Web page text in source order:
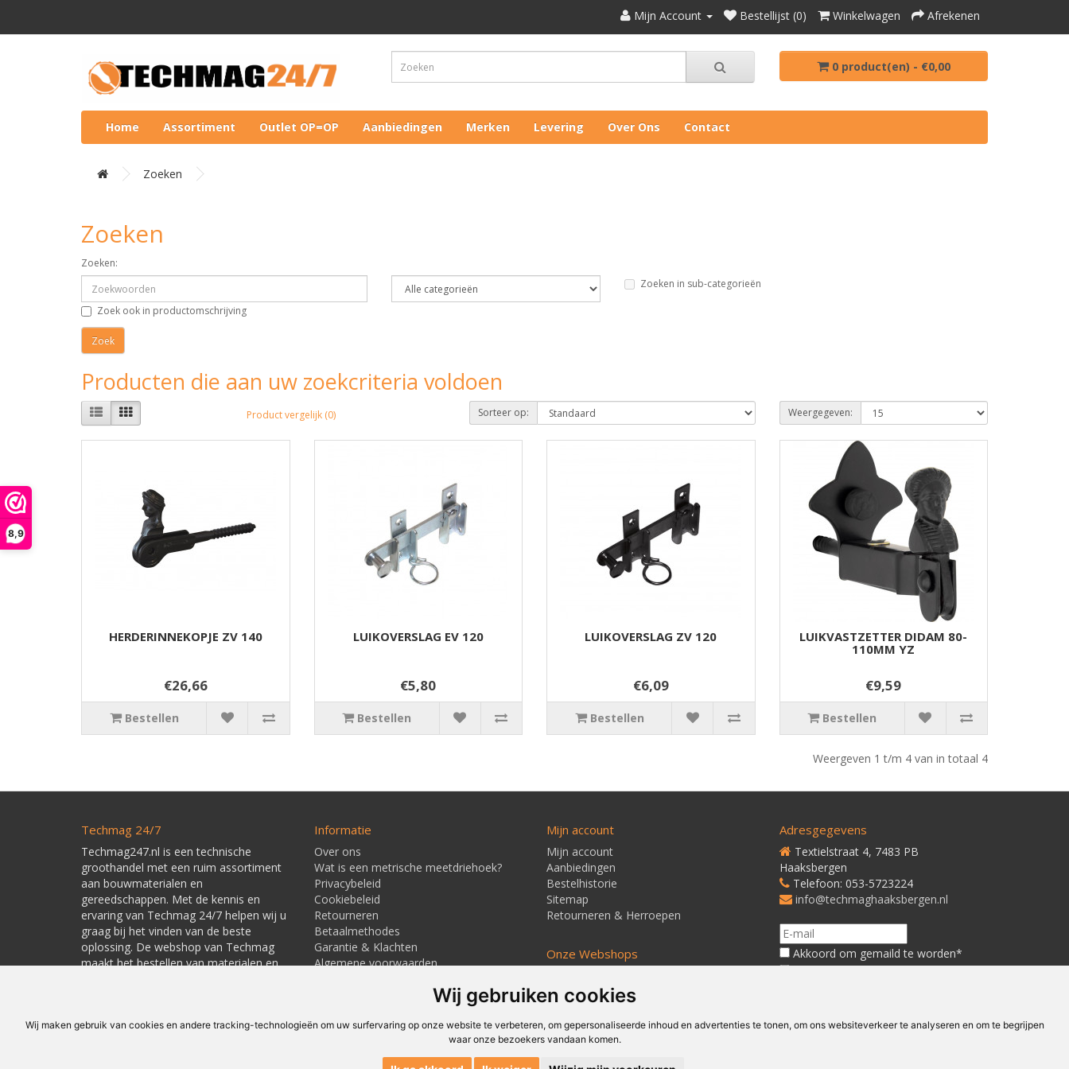
8,9
Wij gebruiken cookies
Wij maken gebruik van cookies en andere tracking-technologieën om uw surfervaring op onze website te verbeteren, om gepersonaliseerde inhoud en advertenties te tonen, om ons websiteverkeer te analyseren en om te begrijpen
waar onze bezoekers vandaan komen.
Mijn Account Bestellijst (0) Winkelwagen Afrekenen
0 product(en) - €0,00
Home Assortiment Outlet OP=OP Aanbiedingen Merken Levering Over Ons Contact
Zoeken
Zoeken
Zoeken:
Zoeken in sub-categorieën
Zoek ook in productomschrijving
Producten die aan uw zoekcriteria voldoen
Product vergelijk (0) Sorteer op: Weergegeven:
HERDERINNEKOPJE ZV 140
€26,66
Bestellen
LUIKOVERSLAG EV 120
€5,80
Bestellen
LUIKOVERSLAG ZV 120
€6,09
Bestellen
LUIKVASTZETTER DIDAM 80-
110MM YZ
€9,59
Bestellen
Weergeven 1 t/m 4 van in totaal 4
Techmag 24/7
Techmag247.nl is een technische
groothandel met een ruim assortiment
aan bouwmaterialen en
gereedschappen. Met de kennis en
ervaring van Techmag 24/7 helpen wij u
graag bij het vinden van de beste
oplossing. De webshop van Techmag
maakt het bestellen van materialen en
Informatie
Over ons
Wat is een metrische meetdriehoek?
Privacybeleid
Cookiebeleid
Retourneren
Betaalmethodes
Garantie & Klachten
Algemene voorwaarden
Mijn account
Mijn account
Aanbiedingen
Bestelhistorie
Sitemap
Retourneren & Herroepen
Onze Webshops
Techmagshop.nl
DEvuurwerkhandel.nl
Vuurwerkstaffel.nl
Adresgegevens
Textielstraat 4, 7483 PB
Haaksbergen
Telefoon: 053-5723224
info@techmaghaaksbergen.nl
Akkoord om gemaild te worden*